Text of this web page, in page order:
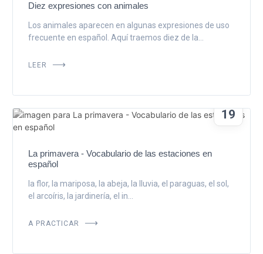
Diez expresiones con animales
Los animales aparecen en algunas expresiones de uso
frecuente en español. Aquí traemos diez de la...
LEER
19
La primavera - Vocabulario de las estaciones en
español
la flor, la mariposa, la abeja, la lluvia, el paraguas, el sol,
el arcoíris, la jardinería, el in...
A PRACTICAR